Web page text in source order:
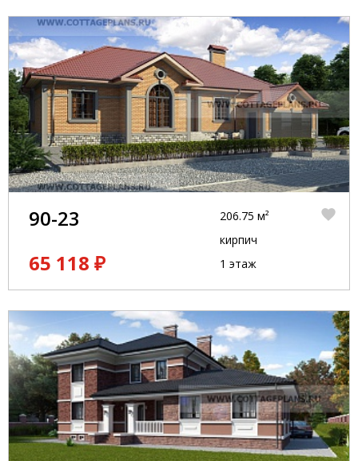
90-23
65 118 ₽
206.75 м²
кирпич
1 этаж